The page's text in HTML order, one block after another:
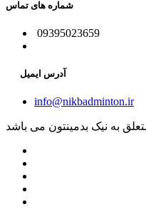
شماره های تماس
09395023659
آدرس ایمیل
info@nikbadminton.ir